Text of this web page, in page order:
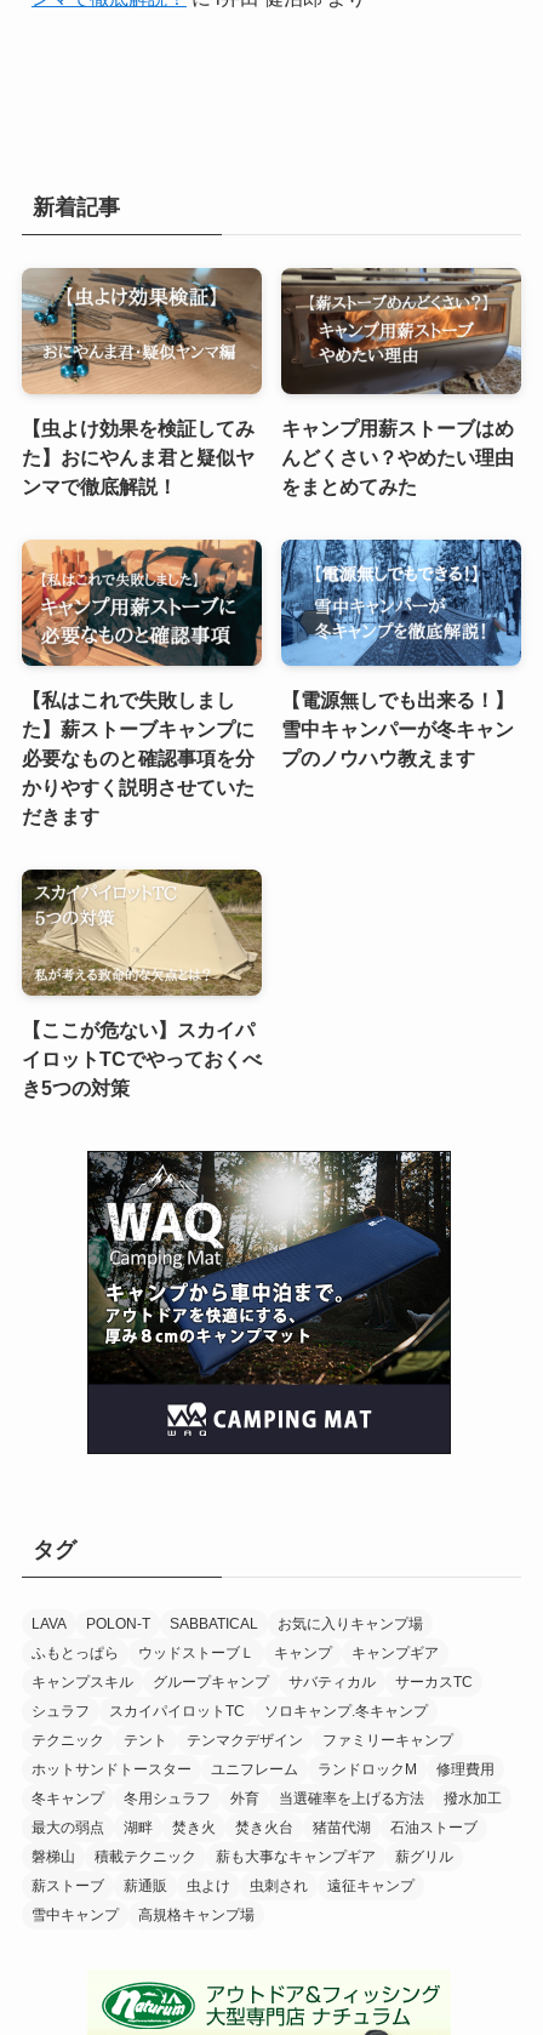
新着記事
【虫よけ効果を検証してみ
た】おにやんま君と疑似ヤ
ンマで徹底解説！
キャンプ用薪ストーブはめ
んどくさい？やめたい理由
をまとめてみた
【私はこれで失敗しまし
た】薪ストーブキャンプに
必要なものと確認事項を分
かりやすく説明させていた
だきます
【電源無しでも出来る！】
雪中キャンパーが冬キャン
プのノウハウ教えます
【ここが危ない】スカイパ
イロットTCでやっておくべ
き5つの対策
タグ
LAVA POLON-T SABBATICAL
お気に入りキャンプ場
ふもとっぱら
ウッドストーブＬ キャンプ
キャンプギア
キャンプスキル
グループキャンプ サバティカル
サーカスTC
シュラフ
スカイパイロットTC
ソロキャンプ.冬キャンプ
テクニック
テント テンマクデザイン
ファミリーキャンプ
ホットサンドトースター
ユニフレーム ランドロックM
修理費用
冬キャンプ
冬用シュラフ 外育 当選確率を上げる方法
撥水加工
最大の弱点
湖畔 焚き火 焚き火台 猪苗代湖
石油ストーブ
磐梯山
積載テクニック 薪も大事なキャンプギア
薪グリル
薪ストーブ
薪通販 虫よけ 虫刺され
遠征キャンプ
雪中キャンプ
高規格キャンプ場